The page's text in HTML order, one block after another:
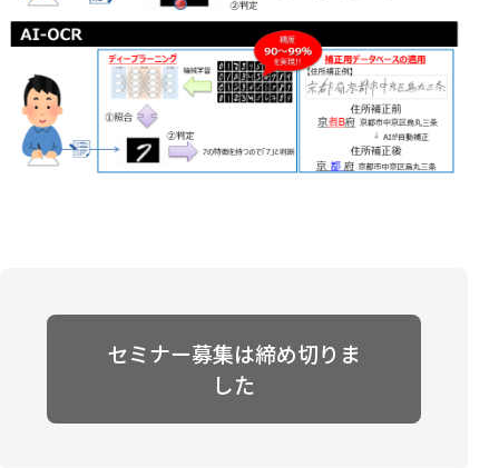
セミナー募集は締め切りま
した